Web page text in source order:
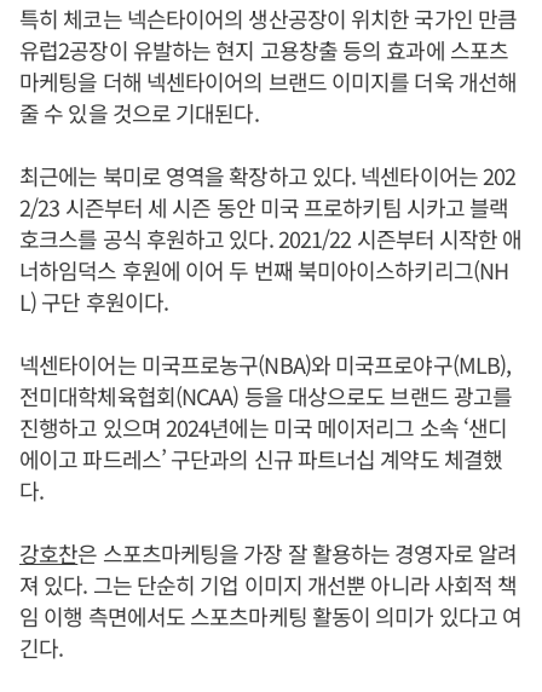
특히 체코는 넥슨타이어의 생산공장이 위치한 국가인 만큼
유럽2공장이 유발하는 현지 고용창출 등의 효과에 스포츠
마케팅을 더해 넥센타이어의 브랜드 이미지를 더욱 개선해
줄 수 있을 것으로 기대된다.
최근에는 북미로 영역을 확장하고 있다. 넥센타이어는 202
2/23 시즌부터 세 시즌 동안 미국 프로하키팀 시카고 블랙
호크스를 공식 후원하고 있다. 2021/22 시즌부터 시작한 애
너하임덕스 후원에 이어 두 번째 북미아이스하키리그(NH
L) 구단 후원이다.
넥센타이어는 미국프로농구(NBA)와 미국프로야구(MLB),
전미대학체육협회(NCAA) 등을 대상으로도 브랜드 광고를
진행하고 있으며 2024년에는 미국 메이저리그 소속 ‘샌디
에이고 파드레스’ 구단과의 신규 파트너십 계약도 체결했
다.
강호찬은 스포츠마케팅을 가장 잘 활용하는 경영자로 알려
져 있다. 그는 단순히 기업 이미지 개선뿐 아니라 사회적 책
임 이행 측면에서도 스포츠마케팅 활동이 의미가 있다고 여
긴다.